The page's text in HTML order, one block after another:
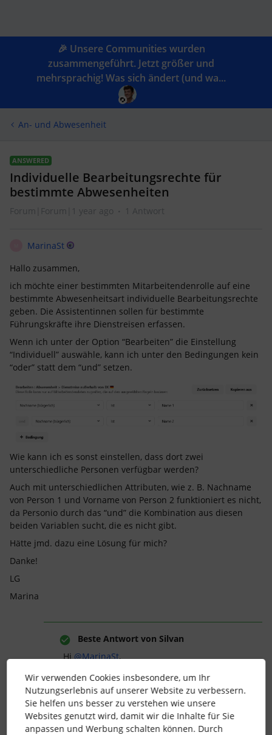
🎉 Unsere Communities wurden
zusammengeführt. Jetzt größer und
mehrsprachig! Was sich ändert (und wa...
An- und Abwesenheit
ANSWERED
Individuelle Bearbeitungsrechte für
bestimmte Abwesenheiten
Forum|Forum|1 year ago 1 Antwort
MarinaSt
Hallo zusammen,
ich möchte einer bestimmten Mitarbeitendenrolle auf eine
bestimmte Abwesenheitsart individuelle Bearbeitungsrechte
geben. Die Assistentinnen sollen für bestimmte
Führungskräfte ihre Dienstreisen erfassen.
Wenn ich unter der Option “Bearbeiten” die Einstellung
“Individuell” auswähle, kann ich unter den Bedingungen kein
“oder” statt dem “und” setzen.
Wie kann ich es sonst einstellen, dass dort zwei
unterschiedliche Personen verfügbar werden?
Auch mit unterschiedlichen Attributen, wie z. B. Nachname
von Person 1 und Vorname von Person 2 funktioniert es nicht,
da Personio durch das “und” die Kombination aus diesen
beiden Variablen sucht, die es nicht gibt.
Hätte jmd. dazu eine Lösung für mich?
Danke!
LG
Marina
Beste Antwort von Silvan
Hi ​ @MarinaSt,
Du könntest hier beispielsweise ein Team
für die betreffenden Führungskräfte
erstellen, sie diesem zuweisen und dann
das Zugriffsrecht davon abhängig machen,
ob jemand in diesem Team ist.
Wir verwenden Cookies insbesondere, um Ihr
Nutzungserlebnis auf unserer Website zu verbessern.
Sie helfen uns besser zu verstehen wie unsere
Websites genutzt wird, damit wir die Inhalte für Sie
anpassen und Werbung schalten können. Durch